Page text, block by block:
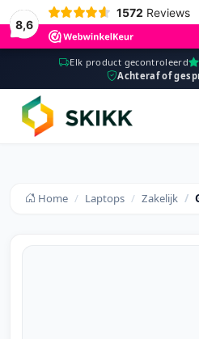
8,6
1572 Reviews
Elk product gecontroleerd
Achteraf of
Home Laptops Zakelijk